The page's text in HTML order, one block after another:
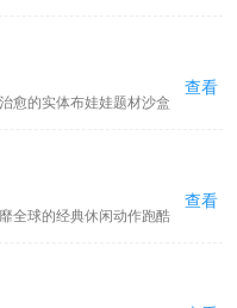
托精准下落式音符判定机
律与操作联动的乐趣。同
谱模拟器，兼顾游玩、制
，汇聚海量自制谱面，兼
愈的实体布娃娃题材沙盒
建筑，打造专属原创作
多角度把控创作细节，优
版本，打开即为原生中文
式体验自由沙盒乐趣。
查看
全球的经典休闲动作跑酷
与猎犬追捕，开启惊险刺
右滑动屏幕灵活闪避轨道
查看